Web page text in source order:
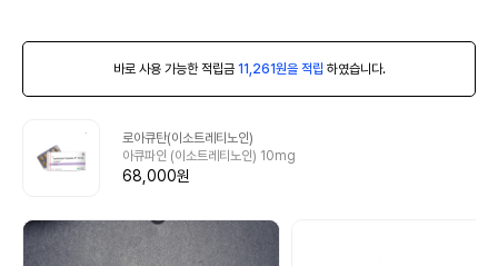
바로 사용 가능한 적립금 11,261원을 적립 하였습니다.
로아큐탄(이소트레티노인)
아큐파인 (이소트레티노인) 10mg
68,000원